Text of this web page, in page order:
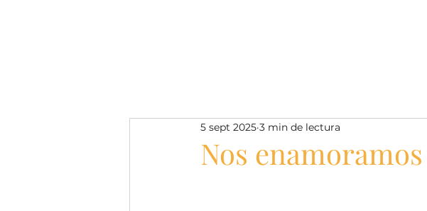
Nos
5 sept 2025 3 min de lectura